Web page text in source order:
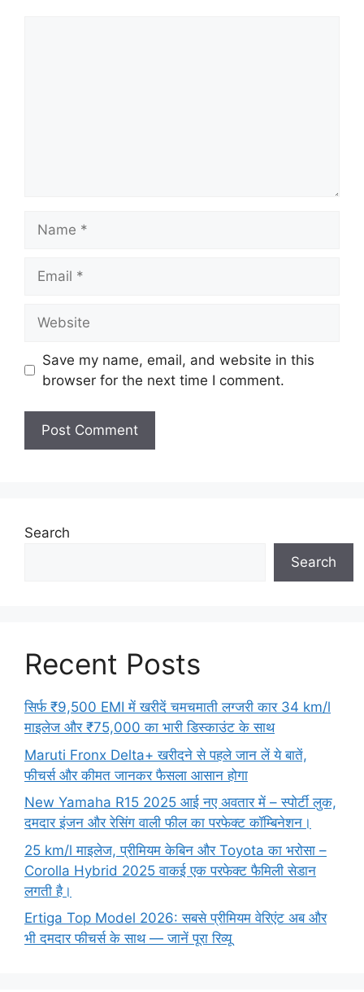
Save my name, email, and website in this
browser for the next time I comment.
Search
Search
Recent Posts
सिर्फ ₹9,500 EMI में खरीदें चमचमाती लग्जरी कार 34 km/l
माइलेज और ₹75,000 का भारी डिस्काउंट के साथ
Maruti Fronx Delta+ खरीदने से पहले जान लें ये बातें,
फीचर्स और कीमत जानकर फैसला आसान होगा
New Yamaha R15 2025 आई नए अवतार में – स्पोर्टी लुक,
दमदार इंजन और रेसिंग वाली फील का परफेक्ट कॉम्बिनेशन।
25 km/l माइलेज, प्रीमियम केबिन और Toyota का भरोसा –
Corolla Hybrid 2025 वाकई एक परफेक्ट फैमिली सेडान
लगती है।
Ertiga Top Model 2026: सबसे प्रीमियम वेरिएंट अब और
भी दमदार फीचर्स के साथ — जानें पूरा रिव्यू